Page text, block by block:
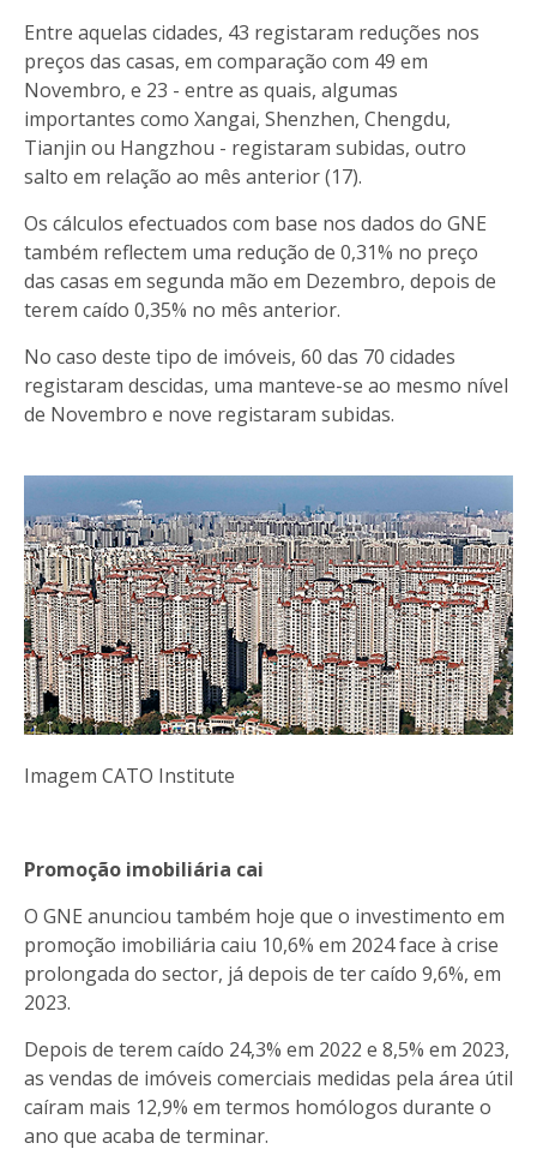
Entre aquelas cidades, 43 registaram reduções nos
preços das casas, em comparação com 49 em
Novembro, e 23 - entre as quais, algumas
importantes como Xangai, Shenzhen, Chengdu,
Tianjin ou Hangzhou - registaram subidas, outro
salto em relação ao mês anterior (17).
Os cálculos efectuados com base nos dados do GNE
também reflectem uma redução de 0,31% no preço
das casas em segunda mão em Dezembro, depois de
terem caído 0,35% no mês anterior.
No caso deste tipo de imóveis, 60 das 70 cidades
registaram descidas, uma manteve-se ao mesmo nível
de Novembro e nove registaram subidas.
Imagem CATO Institute
Promoção imobiliária cai
O GNE anunciou também hoje que o investimento em
promoção imobiliária caiu 10,6% em 2024 face à crise
prolongada do sector, já depois de ter caído 9,6%, em
2023.
Depois de terem caído 24,3% em 2022 e 8,5% em 2023,
as vendas de imóveis comerciais medidas pela área útil
caíram mais 12,9% em termos homólogos durante o
ano que acaba de terminar.